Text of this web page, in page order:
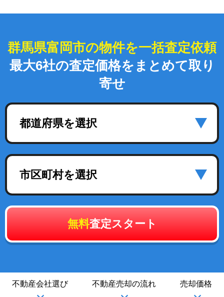
群馬県富岡市の物件を一括査定依頼
最大6社の査定価格をまとめて取り
寄せ
都道府県を選択
市区町村を選択
無料査定スタート
不動産会社選び 不動産売却の流れ 売却価格